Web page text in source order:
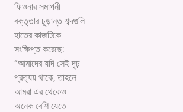
ফিওনার সমাপনী
বক্তৃতার চূড়ান্ত শব্দগুলি
হাতের কাজটিকে
সংক্ষিপ্ত করেছে:
“আমাদের যদি সেই দৃঢ়
প্রত্যয় থাকে, তাহলে
আমরা এর থেকেও
অনেক বেশি যেতে